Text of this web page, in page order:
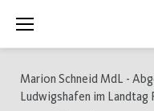
Inhalt
Marion Schneid MdL -
Ludwigshafen im Landtag